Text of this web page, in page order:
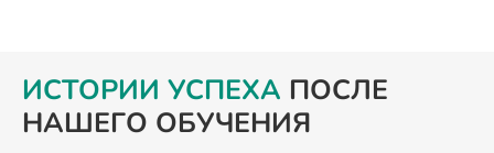
ИСТОРИИ УСПЕХА ПОСЛЕ
НАШЕГО ОБУЧЕНИЯ